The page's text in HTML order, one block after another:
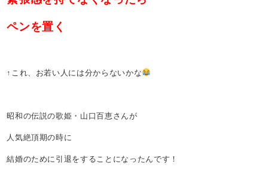
ペンを置く
↑これ、お若い人には分からないかな
昭和の伝説の歌姫・山口百恵さんが
人気絶頂期の時に
結婚のために引退をすることになったんです！